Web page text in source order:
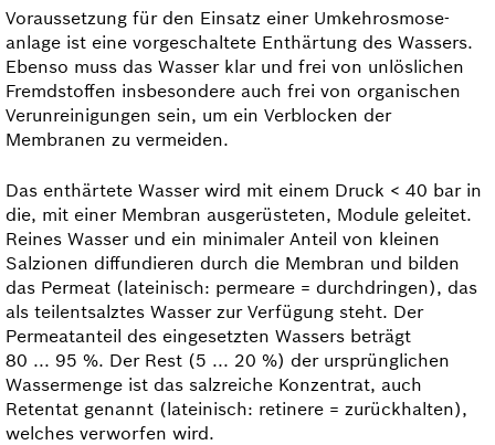
Voraussetzung für den Einsatz einer Umkehrosmose­
anlage ist eine vorgeschaltete Enthärtung des Wassers.
Ebenso muss das Wasser klar und frei von unlöslichen
Fremdstoffen insbesondere auch frei von organischen
Verunreinigungen sein, um ein Verblocken der
Membranen zu vermeiden.
Das enthärtete Wasser wird mit einem Druck < 40 bar in
die, mit einer Membran ausgerüsteten, Module geleitet.
Reines Wasser und ein minimaler Anteil von kleinen
Salzionen diffundieren durch die Membran und bilden
das Permeat (lateinisch: permeare = durchdringen), das
als teilentsalztes Wasser zur Ver­fügung steht. Der
Permeatanteil des eingesetzten Wassers beträgt
80 ... 95 %. Der Rest (5 ... 20 %) der ursprünglichen
Wassermenge ist das salzreiche Konzentrat, auch
Retentat genannt (lateinisch: retinere = zurückhalten),
welches verworfen wird.